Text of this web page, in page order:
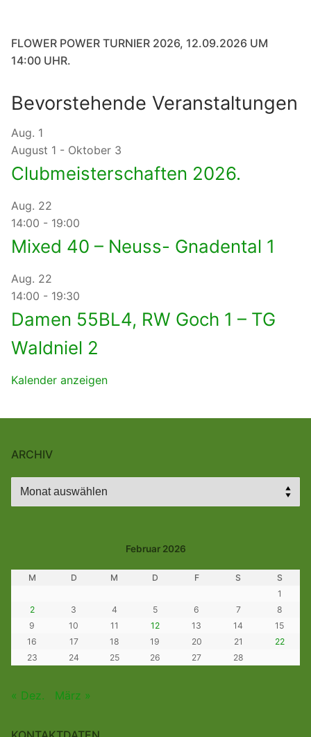
FLOWER POWER TURNIER 2026, 12.09.2026 UM
14:00 UHR.
Bevorstehende Veranstaltungen
Aug. 1
August 1 - Oktober 3
Clubmeisterschaften 2026.
Aug. 22
14:00 - 19:00
Mixed 40 – Neuss- Gnadental 1
Aug. 22
14:00 - 19:30
Damen 55BL4, RW Goch 1 – TG
Waldniel 2
Kalender anzeigen
ARCHIV
Archiv
Februar 2026
M D M D F S
S
1
2
3 4 5 6 7
8
9
10 11 12 13 14
15
16
17 18 19 20 21
22
23
24 25 26 27 28
« Dez. März »